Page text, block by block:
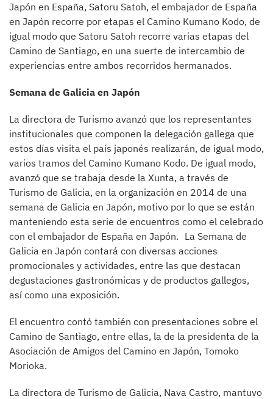
Japón en España, Satoru Satoh, el embajador de España
en Japón recorre por etapas el Camino Kumano Kodo, de
igual modo que Satoru Satoh recorre varias etapas del
Camino de Santiago, en una suerte de intercambio de
experiencias entre ambos recorridos hermanados.
Semana de Galicia en Japón
La directora de Turismo avanzó que los representantes
institucionales que componen la delegación gallega que
estos días visita el país japonés realizarán, de igual modo,
varios tramos del Camino Kumano Kodo. De igual modo,
avanzó que se trabaja desde la Xunta, a través de
Turismo de Galicia, en la organización en 2014 de una
semana de Galicia en Japón, motivo por lo que se están
manteniendo esta serie de encuentros como el celebrado
con el embajador de España en Japón. La Semana de
Galicia en Japón contará con diversas acciones
promocionales y actividades, entre las que destacan
degustaciones gastronómicas y de productos gallegos,
así como una exposición.
El encuentro contó también con presentaciones sobre el
Camino de Santiago, entre ellas, la de la presidenta de la
Asociación de Amigos del Camino en Japón, Tomoko
Morioka.
La directora de Turismo de Galicia, Nava Castro, mantuvo